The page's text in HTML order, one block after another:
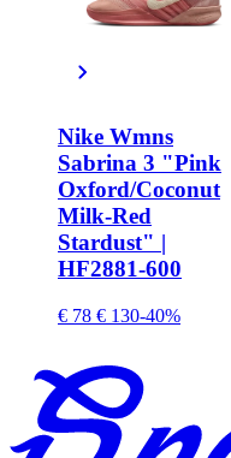
Nike Wmns
Sabrina 3 "Pink
Oxford/Coconut
Milk-Red
Stardust" |
HF2881-600
€ 78 € 130-40%